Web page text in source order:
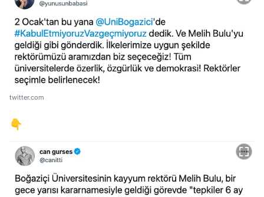
twitter.com
👇